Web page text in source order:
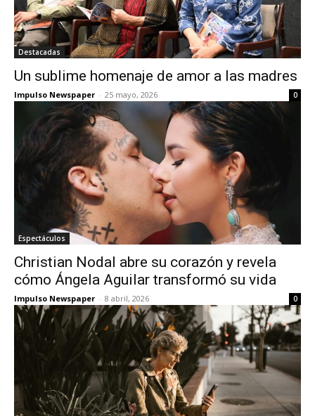
Destacadas
Un sublime homenaje de amor a las madres
Impulso Newspaper - 25 mayo, 2026 0
Espectáculos
Christian Nodal abre su corazón y revela
cómo Ángela Aguilar transformó su vida
Impulso Newspaper - 8 abril, 2026 0